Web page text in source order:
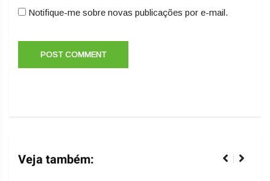
Notifique-me sobre novas publicações por e-mail.
Veja também: